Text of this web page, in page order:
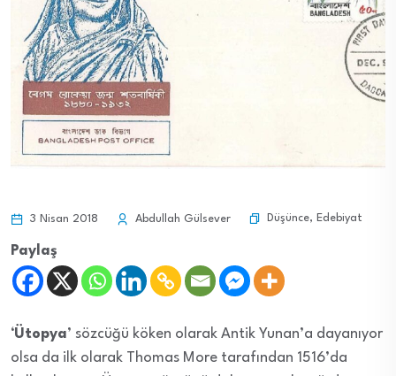
3 Nisan 2018 Abdullah Gülsever Düşünce, Edebiyat
Paylaş
‘Ütopya’ sözcüğü köken olarak Antik Yunan’a dayanıyor
olsa da ilk olarak Thomas More tarafından 1516’da